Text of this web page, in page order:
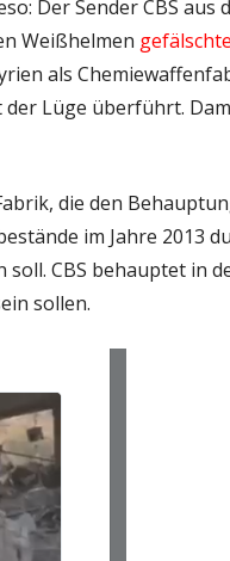
Der Sender CBS aus
Weißhelmen
als
der Lüge überführt.
die den
im Jahre 2013
CBS behauptet in
sollen.